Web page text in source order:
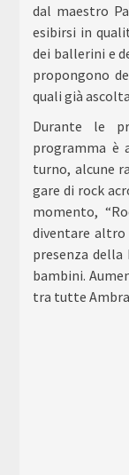
dal maestro
esibirsi in
dei ballerini e
propongono
quali già
Durante le
programma è
turno, alcune
gare di rock
momento,
diventare altro
presenza
bambini.
tra tutte